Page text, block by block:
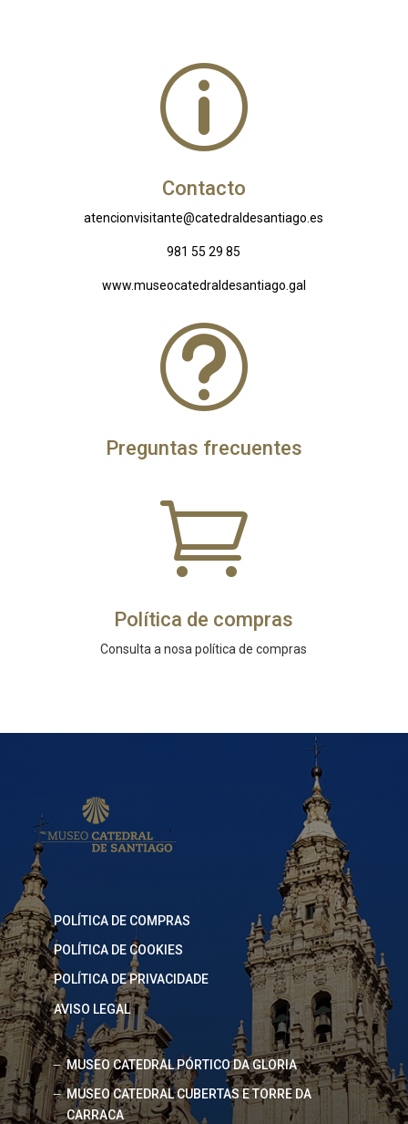
p
Contacto
atencionvisitante@catedraldesantiago.es
981 55 29 85
www.museocatedraldesantiago.gal
t
Preguntas frecuentes

Política de compras
Consulta a nosa política de compras
POLÍTICA DE COMPRAS
POLÍTICA DE COOKIES
POLÍTICA DE PRIVACIDADE
AVISO LEGAL
MUSEO CATEDRAL PÓRTICO DA GLORIA
MUSEO CATEDRAL CUBERTAS E TORRE DA
CARRACA